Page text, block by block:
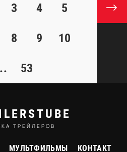
3 4 5
8 9 10
53
ТРЕЙЛЕРОВ
МУЛЬТФИЛЬМЫ КОНТАКТ